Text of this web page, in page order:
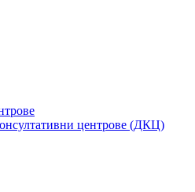
центрове (ДКЦ)